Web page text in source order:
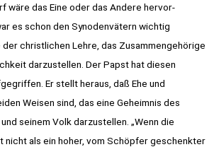
wäre das Eine oder das Andere hervor­
es schon den Synodenvätern wichtig
der christlichen Lehre, das Zusammengehörige
darzustellen. Der Papst hat diesen
Er stellt heraus, daß Ehe und
Weisen sind, das eine Geheimnis des
seinem Volk darzustellen. „Wenn die
nicht als ein hoher, vom Schöpfer geschenkter